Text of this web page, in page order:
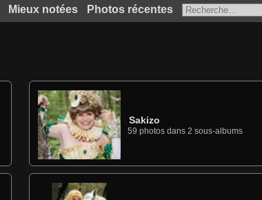
Mieux notées Photos récentes
Sakizo
59 photos dans 2 sous-albums